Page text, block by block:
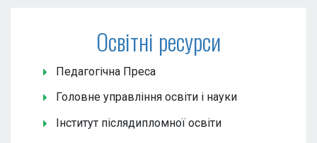
Освітні ресурси
Педагогічна Преса
Головне управління освіти і науки
Інститут післядипломної освіти